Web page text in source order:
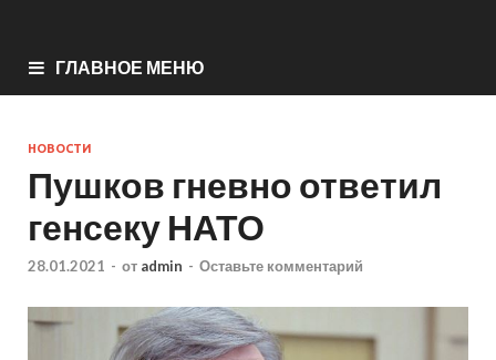
ГЛАВНОЕ МЕНЮ
НОВОСТИ
Пушков гневно ответил
генсеку НАТО
28.01.2021 - от admin - Оставьте комментарий